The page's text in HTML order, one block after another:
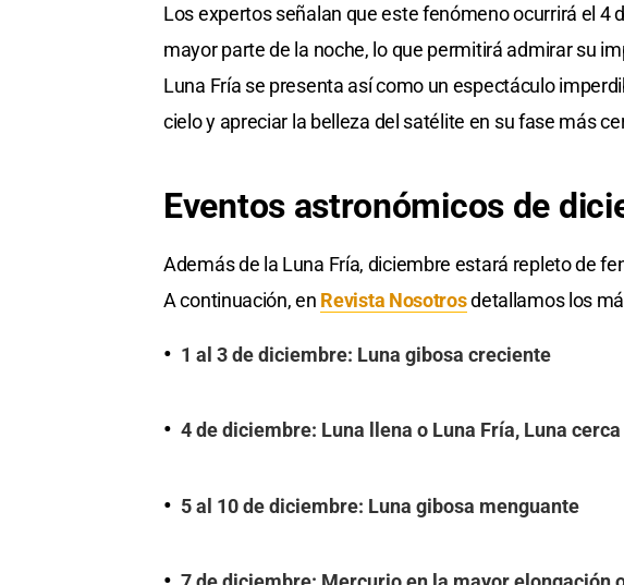
Los expertos señalan que este fenómeno ocurrirá el 4
mayor parte de la noche, lo que permitirá admirar su
Luna Fría se presenta así como un espectáculo
cielo y apreciar la belleza del satélite en su fase más
Eventos astronómicos de
Además de la Luna Fría, diciembre estará repleto de
A continuación, en Revista Nosotrosdetallamos los
1 al 3 de diciembre: Luna gibosa creciente
4 de diciembre: Luna llena o Luna Fría, Luna
5 al 10 de diciembre: Luna gibosa menguante